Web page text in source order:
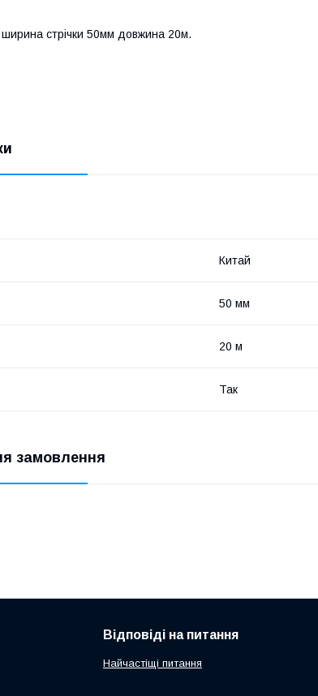
стрічки 50мм довжина 20м.
Китай
50 мм
20 м
Так
замовлення
Відповіді на питання
Найчастіщі питання